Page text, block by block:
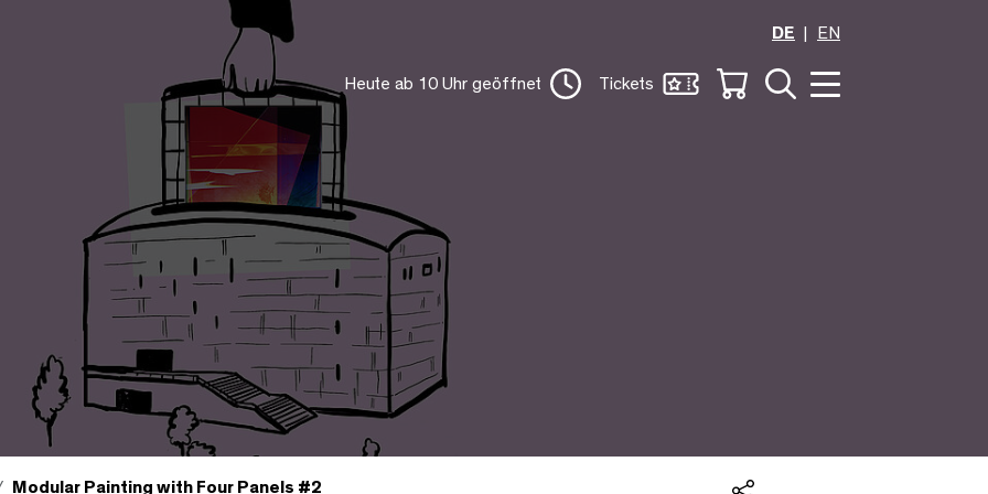
DE
EN
Heute ab 10 Uhr geöffnet Tickets
Modular Painting with Four Panels #2